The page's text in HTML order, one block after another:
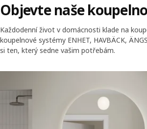
Objevte naše
Každodenní život v domácnosti klade na
koupelnové systémy ENHET, HAVBÄCK,
si ten, který sedne vašim potřebám.